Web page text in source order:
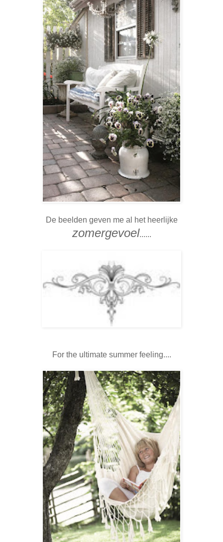
De beelden geven me al het heerlijke
zomergevoel......
For the ultimate summer feeling....